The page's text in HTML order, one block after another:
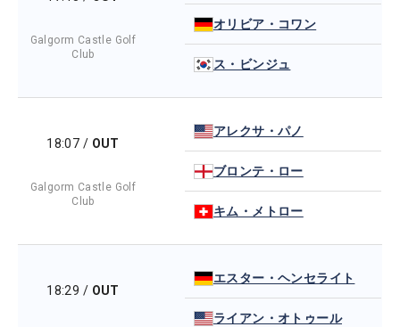
Galgorm Castle Golf
Club
オリビア・コワン
ス・ビンジュ
18:07 / OUT
Galgorm Castle Golf
Club
アレクサ・パノ
ブロンテ・ロー
キム・メトロー
18:29 / OUT
エスター・ヘンセライト
ライアン・オトゥール